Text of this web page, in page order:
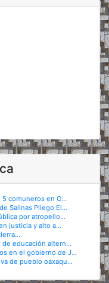
comuneros en O...
Salinas Pliego El...
por atropello...
justicia y alto a...
de educación altern...
en el gobierno de J...
de pueblo oaxaqu...